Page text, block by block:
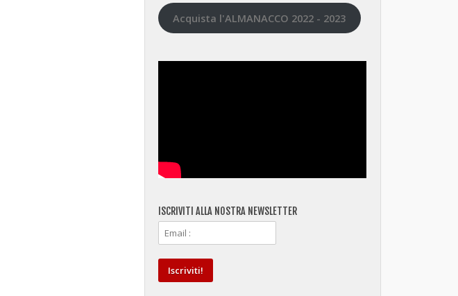
Acquista l'ALMANACCO 2022 - 2023
ISCRIVITI ALLA NOSTRA NEWSLETTER